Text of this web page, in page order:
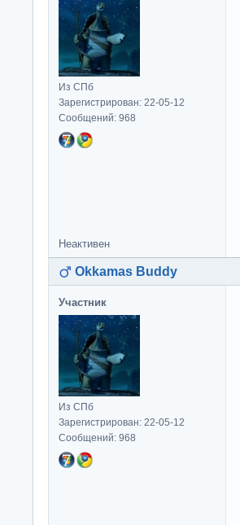
Из СПб
Зарегистрирован: 22-05-12
Сообщений: 968
Неактивен
Okkamas Buddy
Участник
Из СПб
Зарегистрирован: 22-05-12
Сообщений: 968